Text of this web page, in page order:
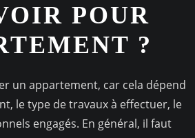
POUR
?
un appartement, car cela dépend
le type de travaux à effectuer, le
engagés. En général, il faut